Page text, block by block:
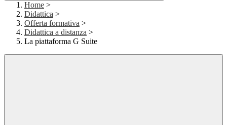
Home >
Didattica >
Offerta formativa >
Didattica a distanza >
La piattaforma G Suite